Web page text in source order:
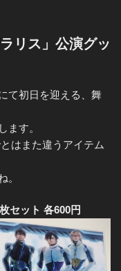
リス」公演グッ
て初日を迎える、舞
ます。
はまた違うアイテム
。
セット 各600円